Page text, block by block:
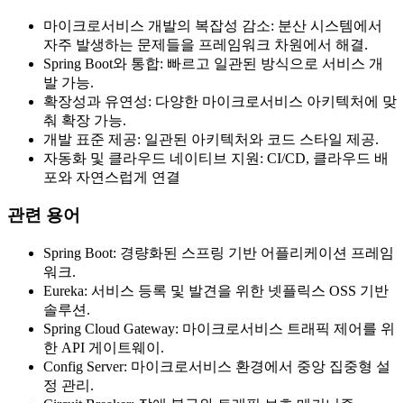
마이크로서비스 개발의 복잡성 감소: 분산 시스템에서
자주 발생하는 문제들을 프레임워크 차원에서 해결.
Spring Boot와 통합: 빠르고 일관된 방식으로 서비스 개
발 가능.
확장성과 유연성: 다양한 마이크로서비스 아키텍처에 맞
춰 확장 가능.
개발 표준 제공: 일관된 아키텍처와 코드 스타일 제공.
자동화 및 클라우드 네이티브 지원 : CI/CD, 클라우드 배
포와 자연스럽게 연결
관련 용어
Spring Boot: 경량화된 스프링 기반 어플리케이션 프레임
워크.
Eureka: 서비스 등록 및 발견을 위한 넷플릭스 OSS 기반
솔루션.
Spring Cloud Gateway: 마이크로서비스 트래픽 제어를 위
한 API 게이트웨이.
Config Server: 마이크로서비스 환경에서 중앙 집중형 설
정 관리.